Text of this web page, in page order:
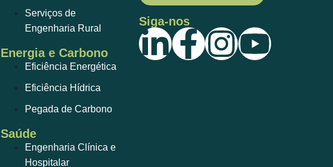
Serviços de
Engenharia Rural
Energia e Carbono
Eficiência Energética
Eficiência Hídrica
Pegada de Carbono
Saúde
Engenharia Clínica e
Hospitalar
Siga-nos